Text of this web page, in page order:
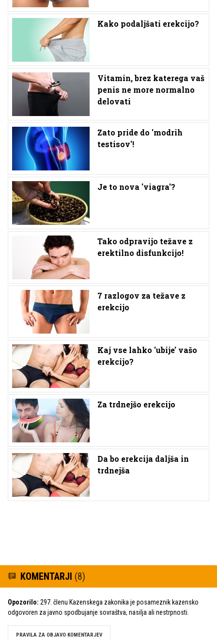
Kako podaljšati erekcijo?
Vitamin, brez katerega vaš
penis ne more normalno
delovati
Zato pride do 'modrih
testisov'!
Je to nova 'viagra'?
Tako odpravijo težave z
erektilno disfunkcijo!
7 razlogov za težave z
erekcijo
Kaj vse lahko 'ubije' vašo
erekcijo?
Za trdnejšo erekcijo
Da bo erekcija daljša in
trdnejša
KOMENTARJI (8)
Opozorilo: 297. členu Kazenskega zakonika je posameznik kazensko
odgovoren za javno spodbujanje sovraštva, nasilja ali nestrpnosti.
PRAVILA ZA OBJAVO KOMENTARJEV